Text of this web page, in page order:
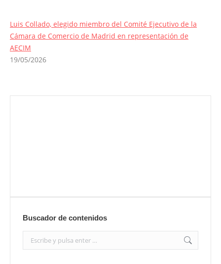
Luis Collado, elegido miembro del Comité Ejecutivo de la
Cámara de Comercio de Madrid en representación de
AECIM
19/05/2026
Buscador de contenidos